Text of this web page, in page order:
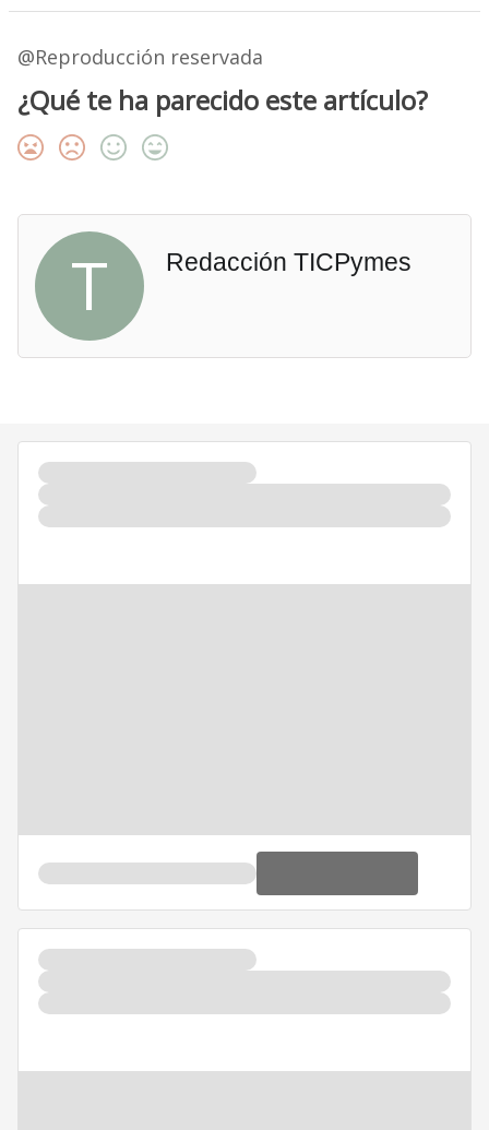
@Reproducción reservada
¿Qué te ha parecido este artículo?
T Redacción TICPymes